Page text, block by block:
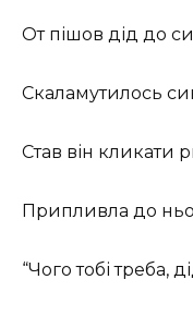
От пішов дід до
Скаламутилось
Став він кликати
Припливла до
“Чого тобі треба,